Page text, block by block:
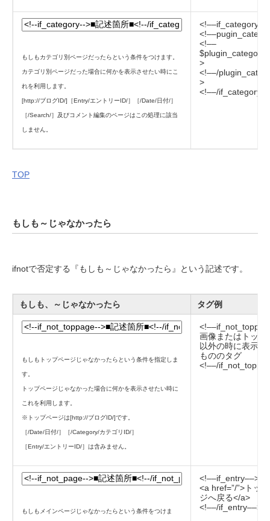
もしもカテゴリ別ページだったらという条件をつけます。
カテゴリ別ページだった場合に何かを表示させたい時にこ
れを利用します。
[http://ブログID/]［Entry/エントリーID/］［/Date/日付/］
［/Search/］及びコメント編集のページはこの処理に該当
しません。
<!––
>
<!––/
>
<!––/
TOP
もしも～じゃなかったら
ifnotで否定する『もしも～じゃなかったら』という記述です。
もしも、～じゃなかったら タグ例
もしもトップページじゃなかったらという条件を指定しま
す。
トップページじゃなかった場合に何かを表示させたい時に
これを利用します。
※トップページは[http://ブログID/]です。
［/Date/日付/］［/Category/カテゴリID/］
［Entry/エントリーID/］は含みません。
画像またはトップ
以外の時に表示さ
もののタグ
<!––/
もしもメインページじゃなかったらという条件をつけま
<!––if_entry––>
<a href=”/”>トッ
ジへ戻る</a>
<!––/if_entry––>